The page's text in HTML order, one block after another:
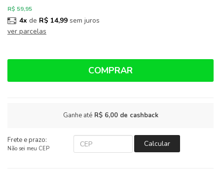
R$ 59,95
4x de R$ 14,99 sem juros
ver parcelas
COMPRAR
Ganhe atéR$ 6,00de cashback
Frete e prazo:
Não sei meu CEP
Calcular